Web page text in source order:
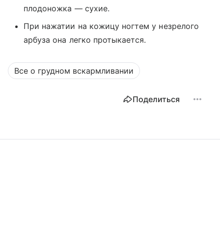
плодоножка — сухие.
При нажатии на кожицу ногтем у незрелого
арбуза она легко протыкается.
Все о грудном вскармливании
Поделиться